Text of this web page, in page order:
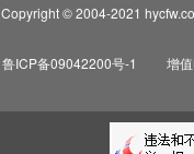
Copyright © 2004-2021
鲁ICP备09042200号-1
增